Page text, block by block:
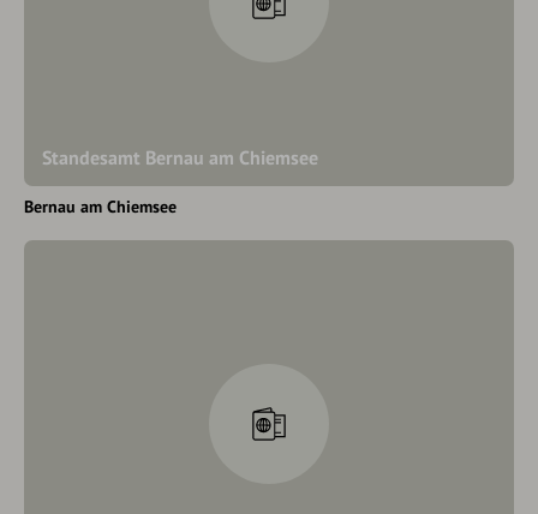
Standesamt Bernau am Chiemsee
Bernau am Chiemsee